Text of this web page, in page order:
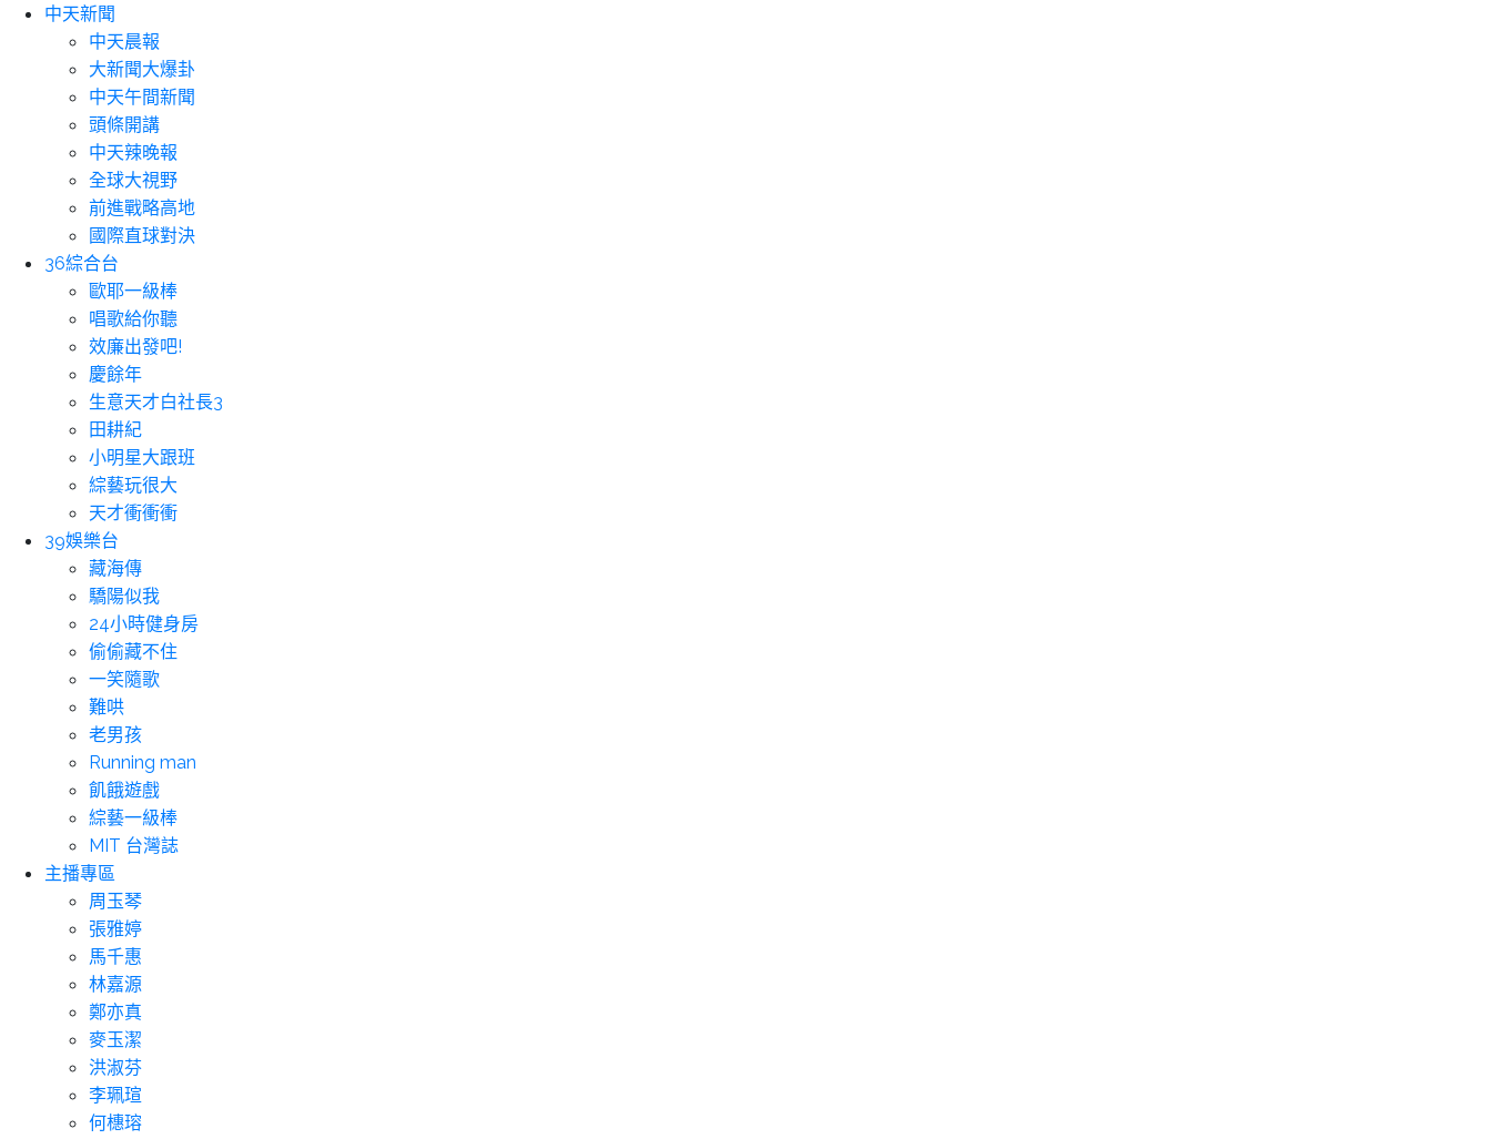
中天新聞
中天晨報
大新聞大爆卦
中天午間新聞
頭條開講
中天辣晚報
全球大視野
前進戰略高地
國際直球對決
36綜合台
歐耶一級棒
唱歌給你聽
效廉出發吧!
慶餘年
生意天才白社長3
田耕紀
小明星大跟班
綜藝玩很大
天才衝衝衝
39娛樂台
藏海傳
驕陽似我
24小時健身房
偷偷藏不住
一笑隨歌
難哄
老男孩
Running man
飢餓遊戲
綜藝一級棒
MIT 台灣誌
主播專區
周玉琴
張雅婷
馬千惠
林嘉源
鄭亦真
麥玉潔
洪淑芬
李珮瑄
何橞瑢